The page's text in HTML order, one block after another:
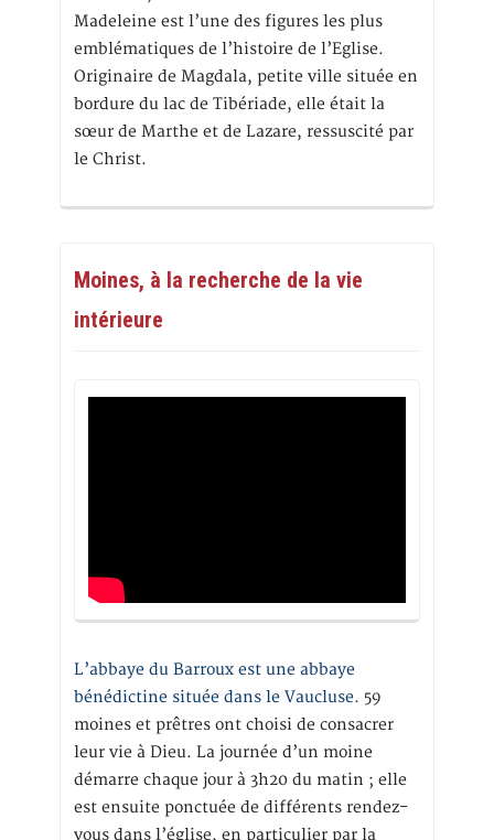
Madeleine est l’une des figures les plus
emblématiques de l’histoire de l’Eglise.
Originaire de Magdala, petite ville située en
bordure du lac de Tibériade, elle était la
sœur de Marthe et de Lazare, ressuscité par
le Christ.
Moines, à la recherche de la vie
intérieure
L’abbaye du Barroux est une abbaye
bénédictine située dans le Vaucluse. 59
moines et prêtres ont choisi de consacrer
leur vie à Dieu. La journée d’un moine
démarre chaque jour à 3h20 du matin ; elle
est ensuite ponctuée de différents rendez-
vous dans l’église, en particulier par la